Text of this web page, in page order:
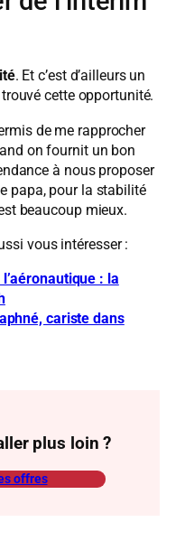
. Et c’est d’ailleurs un
trouvé cette opportunité.
de me rapprocher
on fournit un bon
à nous proposer
papa, pour la stabilité
beaucoup mieux.
vous intéresser :
: la
cariste dans
plus loin ?
offres